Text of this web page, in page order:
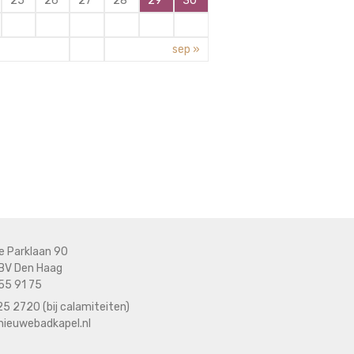
sep »
Parklaan 90
Den Haag
91 75
2720 (bij calamiteiten)